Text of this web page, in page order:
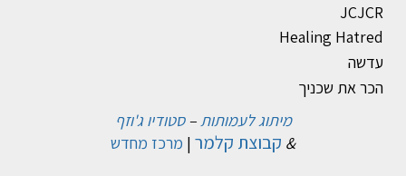
JCJCR
Healing Hatred
עדשה
הכר את שכניך
מיתוג לעמותות–סטודיו ג'וזף
& קבוצת קלמר | מרכז מחדש